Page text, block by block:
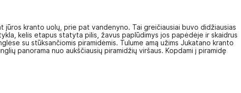
jūros kranto uolų, prie pat vandenyno. Tai greičiausiai buvo didžiausias
kelis etapus statyta pilis, žavus paplūdimys jos papėdėje ir skaidrus
su stūksančiomis piramidėmis. Tulume amą užims Jukatano kranto
panorama nuo aukščiausių piramidžių viršaus. Kopdami į piramidę